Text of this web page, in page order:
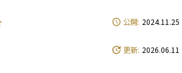
公開: 2024.11.25
更新: 2026.06.11